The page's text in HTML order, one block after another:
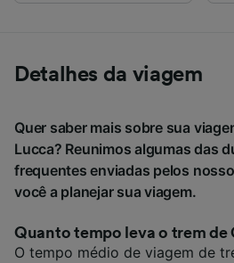
Detalhes da viagem
Quer saber mais sobre sua
Lucca? Reunimos algumas das
frequentes enviadas pelos
você a planejar sua viagem.
Quanto tempo leva o trem de
O tempo médio de viagem de